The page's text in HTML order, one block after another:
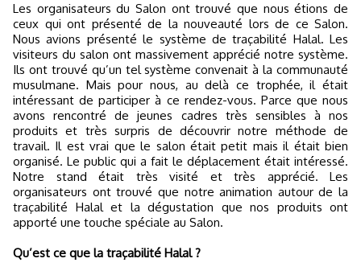
Les organisateurs du Salon ont trouvé que nous étions de
ceux qui ont présenté de la nouveauté lors de ce Salon.
Nous avions présenté le système de traçabilité Halal. Les
visiteurs du salon ont massivement apprécié notre système.
Ils ont trouvé qu’un tel système convenait à la communauté
musulmane. Mais pour nous, au delà ce trophée, il était
intéressant de participer à ce rendez-vous. Parce que nous
avons rencontré de jeunes cadres très sensibles à nos
produits et très surpris de découvrir notre méthode de
travail. Il est vrai que le salon était petit mais il était bien
organisé. Le public qui a fait le déplacement était intéressé.
Notre stand était très visité et très apprécié. Les
organisateurs ont trouvé que notre animation autour de la
traçabilité Halal et la dégustation que nos produits ont
apporté une touche spéciale au Salon.
Qu’est ce que la traçabilité Halal ?